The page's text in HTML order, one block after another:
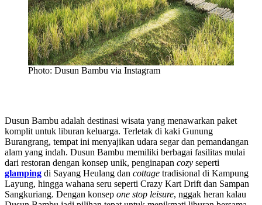
Photo: Dusun Bambu via Instagram
Dusun Bambu adalah destinasi wisata yang menawarkan paket
komplit untuk liburan keluarga. Terletak di kaki Gunung
Burangrang, tempat ini menyajikan udara segar dan pemandangan
alam yang indah. Dusun Bambu memiliki berbagai fasilitas mulai
dari restoran dengan konsep unik, penginapan cozy seperti
glamping di Sayang Heulang dan cottage tradisional di Kampung
Layung, hingga wahana seru seperti Crazy Kart Drift dan Sampan
Sangkuriang. Dengan konsep one stop leisure, nggak heran kalau